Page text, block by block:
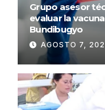
Grupo asesor
evaluar la
Bundibugyo
AGOSTO 7,